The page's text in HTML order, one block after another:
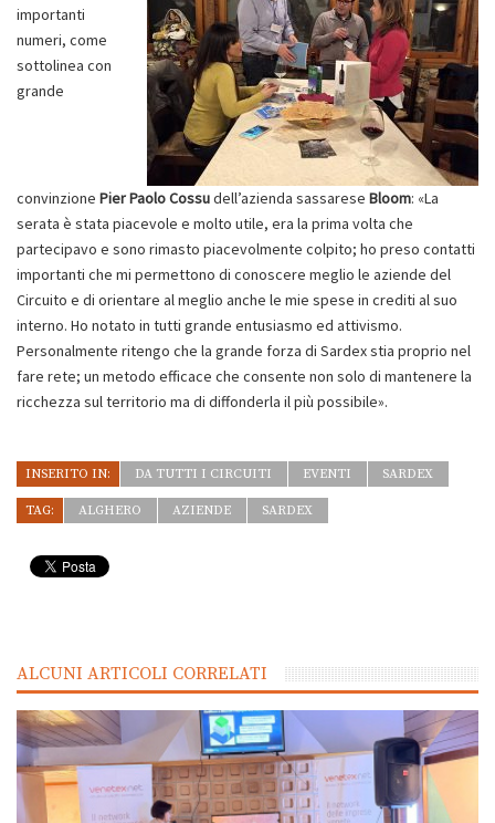
importanti
numeri, come
sottolinea con
grande
convinzione Pier Paolo Cossudell’azienda sassarese Bloom: «La
serata è stata piacevole e molto utile, era la prima volta che
partecipavo e sono rimasto piacevolmente colpito; ho preso contatti
importanti che mi permettono di conoscere meglio le aziende del
Circuito e di orientare al meglio anche le mie spese in crediti al suo
interno. Ho notato in tutti grande entusiasmo ed attivismo.
Personalmente ritengo che la grande forza di Sardex stia proprio nel
fare rete; un metodo efficace che consente non solo di mantenere la
ricchezza sul territorio ma di diffonderla il più possibile».
INSERITO IN: DA TUTTI I CIRCUITI EVENTI SARDEX
TAG: ALGHERO AZIENDE SARDEX
ALCUNI ARTICOLI CORRELATI